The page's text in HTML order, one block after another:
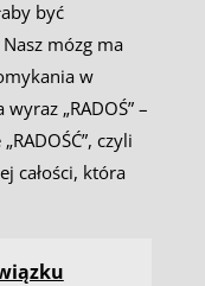
być
mózg ma
w
„RADOŚ” –
czyli
całości, która